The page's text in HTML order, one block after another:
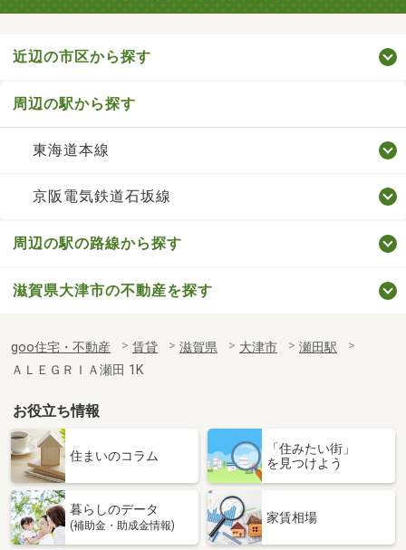
近辺の市区から探す
周辺の駅から探す
東海道本線
京阪電気鉄道石坂線
周辺の駅の路線から探す
滋賀県大津市の不動産を探す
goo住宅・不動産 賃貸 滋賀県 大津市
瀬田駅
ＡＬＥＧＲＩＡ瀬田 1K
お役立ち情報
住まいのコラム
「住みたい街」
を見つけよう
暮らしのデータ
(補助金・助成金情報)
家賃相場